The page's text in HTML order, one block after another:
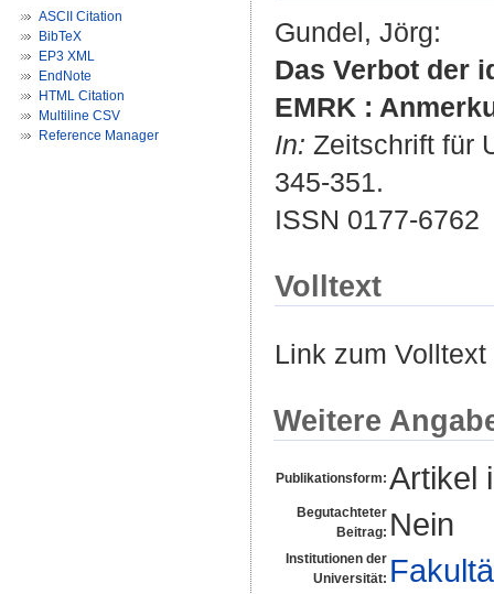
ASCII Citation
BibTeX
EP3 XML
EndNote
HTML Citation
Multiline CSV
Reference Manager
Gundel, Jörg:
Das Verbot der
EMRK :
In: Zeitschrift für
345-351.
ISSN 0177-6762
Volltext
Link zum
Weitere
Publikationsform: Artikel
Begutachteter
Beitrag: Nein
Institutionen der
Universität: